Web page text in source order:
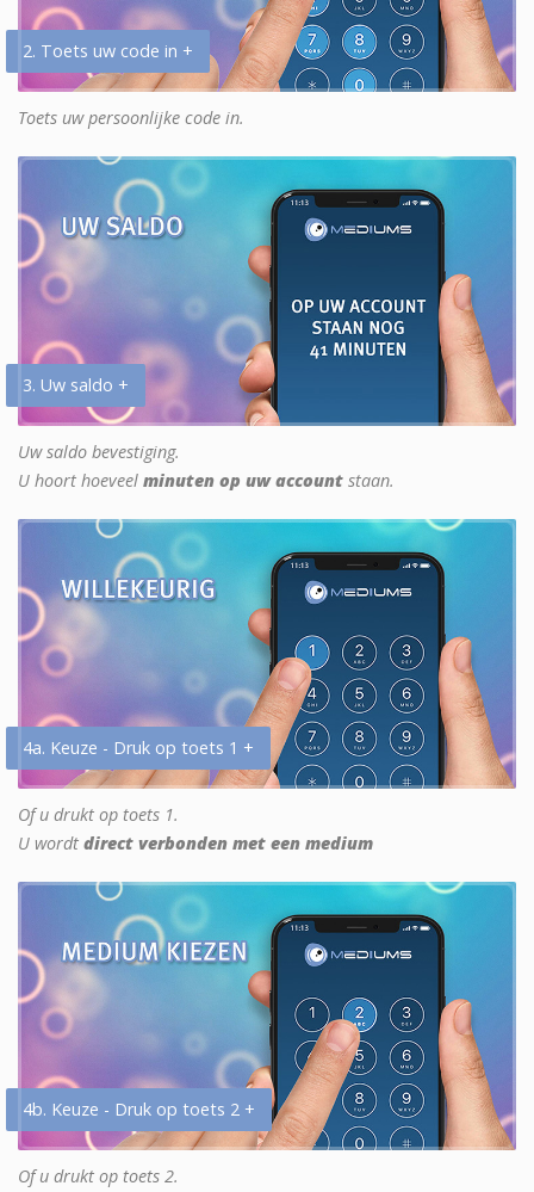
2. Toets uw code in +
Toets uw persoonlijke code in.
3. Uw saldo +
Uw saldo bevestiging.
U hoort hoeveel minuten op uw account staan.
4a. Keuze - Druk op toets 1 +
Of u drukt op toets 1.
U wordt direct verbonden met een medium
4b. Keuze - Druk op toets 2 +
Of u drukt op toets 2.